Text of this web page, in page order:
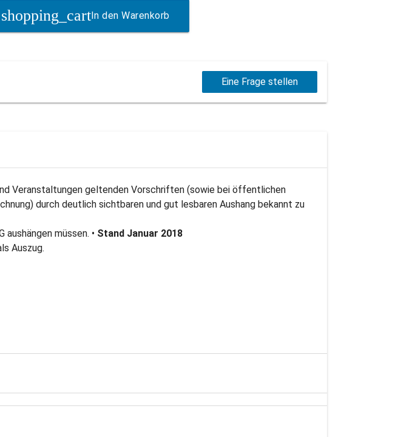
In den Warenkorb
Eine Frage stellen
Veranstaltungen geltenden Vorschriften (sowie bei öffentlichen
durch deutlich sichtbaren und gut lesbaren Aushang bekannt zu
müssen. • Stand Januar 2018
Auszug.